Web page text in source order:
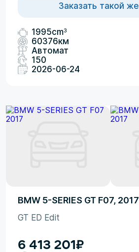
Заказать такой же
1995cm3
60376км
Автомат
150
2026-06-24
BMW 5-SERIES GT F07, 2017
GT ED Edit
6 413 201₽